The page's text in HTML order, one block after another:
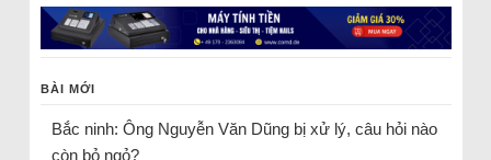
BÀI MỚI
Bắc ninh: Ông Nguyễn Văn Dũng bị xử lý, câu hỏi nào
còn bỏ ngỏ?